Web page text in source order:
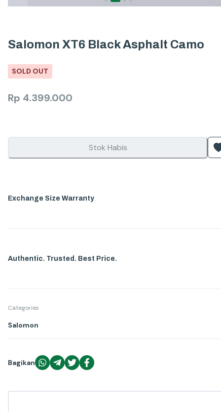
Salomon XT6 Black Asphalt Camo
SOLD OUT
Rp 4.399.000
Stok Habis
Exchange Size Warranty
Authentic. Trusted. Best Price.
Categories
Salomon
Bagikan